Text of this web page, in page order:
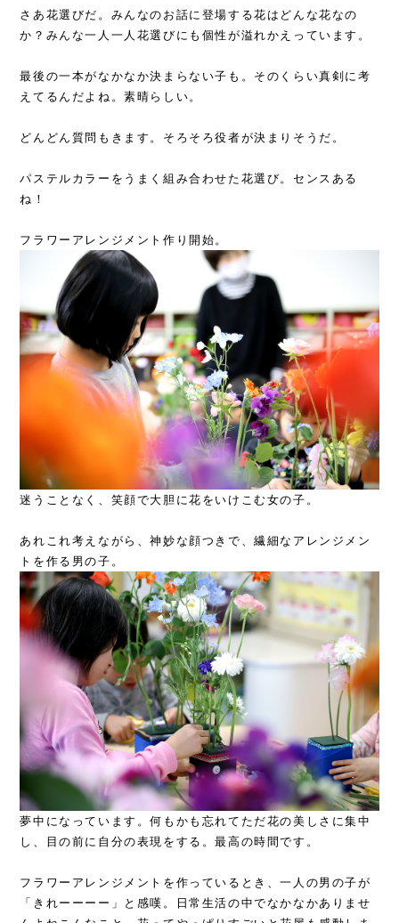
さあ花選びだ。みんなのお話に登場する花はどんな花なの
か？みんな一人一人花選びにも個性が溢れかえっています。
最後の一本がなかなか決まらない子も。そのくらい真剣に考
えてるんだよね。素晴らしい。
どんどん質問もきます。そろそろ役者が決まりそうだ。
パステルカラーをうまく組み合わせた花選び。センスある
ね！
フラワーアレンジメント作り開始。
迷うことなく、笑顔で大胆に花をいけこむ女の子。
あれこれ考えながら、神妙な顔つきで、繊細なアレンジメン
トを作る男の子。
夢中になっています。何もかも忘れてただ花の美しさに集中
し、目の前に自分の表現をする。最高の時間です。
フラワーアレンジメントを作っているとき、一人の男の子が
「きれーーーー」と感嘆。日常生活の中でなかなかありませ